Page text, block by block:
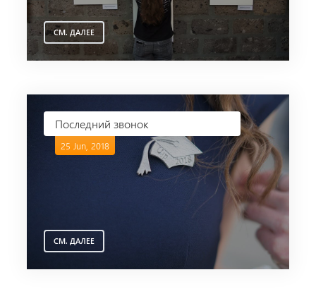
СМ. ДАЛЕЕ
Последний звонок
25 Jun, 2018
СМ. ДАЛЕЕ